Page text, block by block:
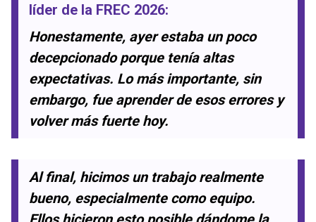
líder de la FREC 2026:
Honestamente, ayer estaba un poco
decepcionado porque tenía altas
expectativas. Lo más importante, sin
embargo, fue aprender de esos errores y
volver más fuerte hoy.
Al final, hicimos un trabajo realmente
bueno, especialmente como equipo.